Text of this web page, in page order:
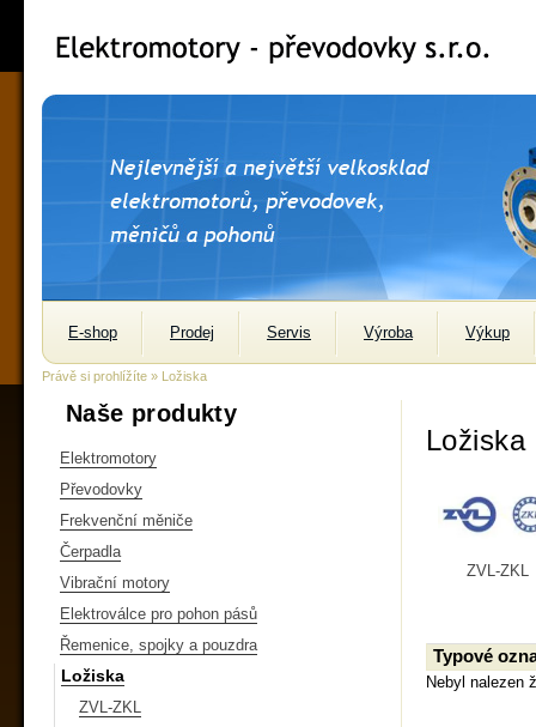
E-shop Prodej Servis Výroba Výkup
Právě si prohlížíte » Ložiska
Naše produkty
Elektromotory
Převodovky
Frekvenční měniče
Čerpadla
Vibrační motory
Elektroválce pro pohon pásů
Řemenice, spojky a pouzdra
Ložiska
ZVL-ZKL
Ložiska
ZVL-ZKL
Typové
Nebyl nalezen